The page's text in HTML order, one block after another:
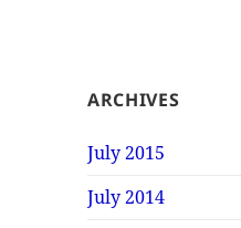
ARCHIVES
July 2015
July 2014